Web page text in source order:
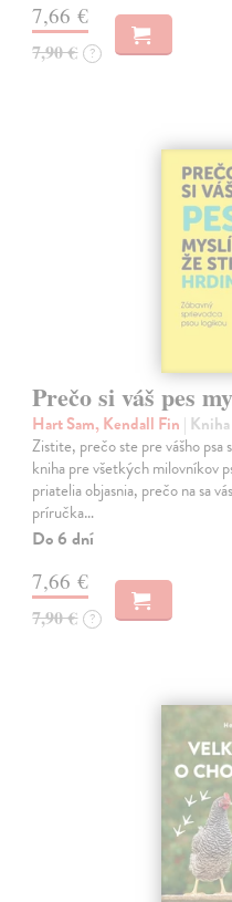
7,66 €
7,90 € ?
Prečo si váš pes
Hart Sam, Kendall Fin | Kniha
Zistite, prečo ste pre vášho
kniha pre všetkých milovníkov
priatelia objasnia, prečo na sa
príručka…
Do 6 dní
7,66 €
7,90 € ?